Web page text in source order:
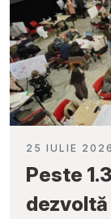
25 IULIE 2026
Peste